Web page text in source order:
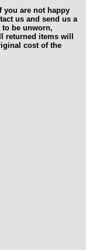
you are not happy
us and send us a
to be unworn,
returned items will
cost of the